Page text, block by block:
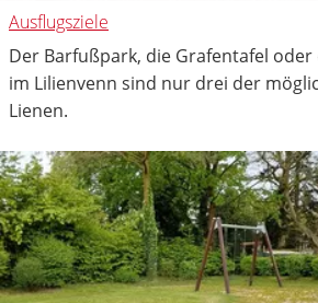
Ausflugsziele
Der Barfußpark, die Grafentafel
im Lilienvenn sind nur drei der
Lienen.